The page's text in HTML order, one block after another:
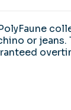
or